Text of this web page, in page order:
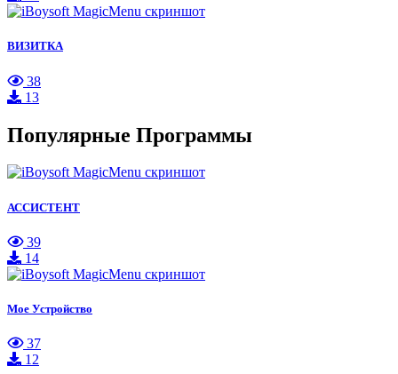
ВИЗИТКА
38
13
Популярные Программы
АССИСТЕНТ
39
14
Мое Устройство
37
12